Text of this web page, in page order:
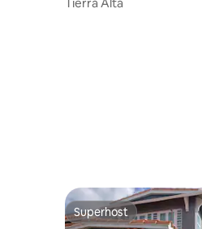
Superhost
Superhost